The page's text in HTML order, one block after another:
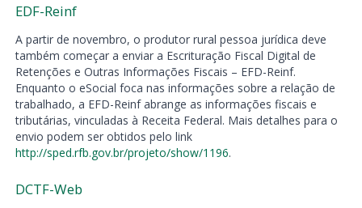
EDF-Reinf
A partir de novembro, o produtor rural pessoa jurídica deve
também começar a enviar a Escrituração Fiscal Digital de
Retenções e Outras Informações Fiscais – EFD-Reinf.
Enquanto o eSocial foca nas informações sobre a relação de
trabalhado, a EFD-Reinf abrange as informações fiscais e
tributárias, vinculadas à Receita Federal. Mais detalhes para o
envio podem ser obtidos pelo link
http://sped.rfb.gov.br/projeto/show/1196.
DCTF-Web